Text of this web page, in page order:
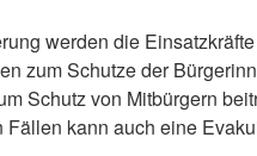
werden die
zum Schutze der
Schutz von Mitbürgern
kann auch eine